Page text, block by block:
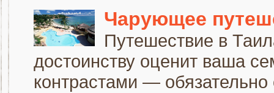
Чарующее
Путешествие в
достоинству оценит ваша
контрастами — обязательно